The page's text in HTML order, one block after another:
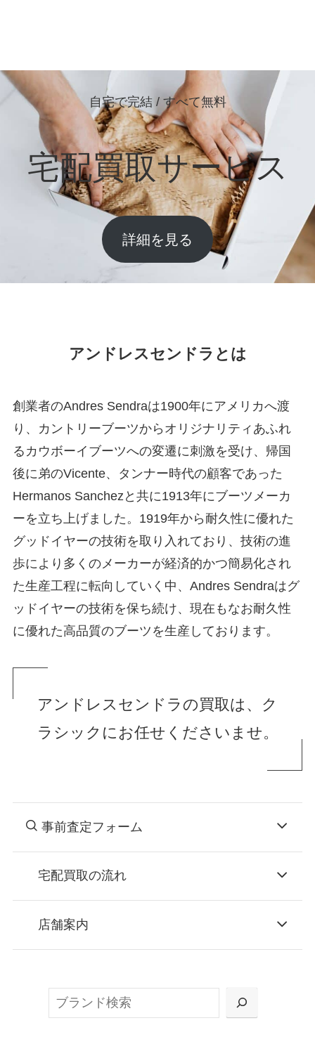
自宅で完結 / すべて無料
宅配買取サービス
詳細を見る
アンドレスセンドラとは
創業者のAndres Sendraは1900年にアメリカへ渡
り、カントリーブーツからオリジナリティあふれ
るカウボーイブーツへの変遷に刺激を受け、帰国
後に弟のVicente、タンナー時代の顧客であった
Hermanos Sanchezと共に1913年にブーツメーカ
ーを立ち上げました。1919年から耐久性に優れた
グッドイヤーの技術を取り入れており、技術の進
歩により多くのメーカーが経済的かつ簡易化され
た生産工程に転向していく中、Andres Sendraはグ
ッドイヤーの技術を保ち続け、現在もなお耐久性
に優れた高品質のブーツを生産しております。
アンドレスセンドラの買取は、ク
ラシックにお任せくださいませ。
事前査定フォーム
宅配買取の流れ
お申込み
または梱包材不要の「集荷申込」からお選び
店舗案内